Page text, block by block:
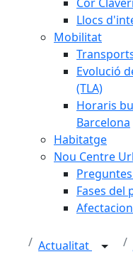
Llocs
Mobilitat
Evolució
(TLA)
Horaris
Barcelona
Habitatge
Nou Centre
Fases del
Actualitat